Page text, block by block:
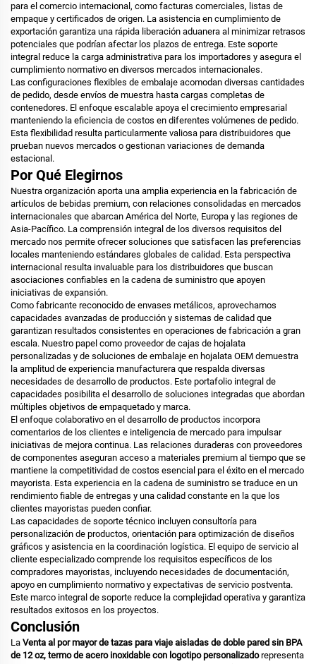
para el comercio internacional, como facturas comerciales, listas de
empaque y certificados de origen. La asistencia en cumplimiento de
exportación garantiza una rápida liberación aduanera al minimizar retrasos
potenciales que podrían afectar los plazos de entrega. Este soporte
integral reduce la carga administrativa para los importadores y asegura el
cumplimiento normativo en diversos mercados internacionales.
Las configuraciones flexibles de embalaje acomodan diversas cantidades
de pedido, desde envíos de muestra hasta cargas completas de
contenedores. El enfoque escalable apoya el crecimiento empresarial
manteniendo la eficiencia de costos en diferentes volúmenes de pedido.
Esta flexibilidad resulta particularmente valiosa para distribuidores que
prueban nuevos mercados o gestionan variaciones de demanda
estacional.
Por Qué Elegirnos
Nuestra organización aporta una amplia experiencia en la fabricación de
artículos de bebidas premium, con relaciones consolidadas en mercados
internacionales que abarcan América del Norte, Europa y las regiones de
Asia-Pacífico. La comprensión integral de los diversos requisitos del
mercado nos permite ofrecer soluciones que satisfacen las preferencias
locales manteniendo estándares globales de calidad. Esta perspectiva
internacional resulta invaluable para los distribuidores que buscan
asociaciones confiables en la cadena de suministro que apoyen
iniciativas de expansión.
Como fabricante reconocido de envases metálicos, aprovechamos
capacidades avanzadas de producción y sistemas de calidad que
garantizan resultados consistentes en operaciones de fabricación a gran
escala. Nuestro papel como proveedor de cajas de hojalata
personalizadas y de soluciones de embalaje en hojalata OEM demuestra
la amplitud de experiencia manufacturera que respalda diversas
necesidades de desarrollo de productos. Este portafolio integral de
capacidades posibilita el desarrollo de soluciones integradas que abordan
múltiples objetivos de empaquetado y marca.
El enfoque colaborativo en el desarrollo de productos incorpora
comentarios de los clientes e inteligencia de mercado para impulsar
iniciativas de mejora continua. Las relaciones duraderas con proveedores
de componentes aseguran acceso a materiales premium al tiempo que se
mantiene la competitividad de costos esencial para el éxito en el mercado
mayorista. Esta experiencia en la cadena de suministro se traduce en un
rendimiento fiable de entregas y una calidad constante en la que los
clientes mayoristas pueden confiar.
Las capacidades de soporte técnico incluyen consultoría para
personalización de productos, orientación para optimización de diseños
gráficos y asistencia en la coordinación logística. El equipo de servicio al
cliente especializado comprende los requisitos específicos de los
compradores mayoristas, incluyendo necesidades de documentación,
apoyo en cumplimiento normativo y expectativas de servicio postventa.
Este marco integral de soporte reduce la complejidad operativa y garantiza
resultados exitosos en los proyectos.
Conclusión
La Venta al por mayor de tazas para viaje aisladas de doble pared sin BPA
de 12 oz, termo de acero inoxidable con logotipo personalizadorepresenta